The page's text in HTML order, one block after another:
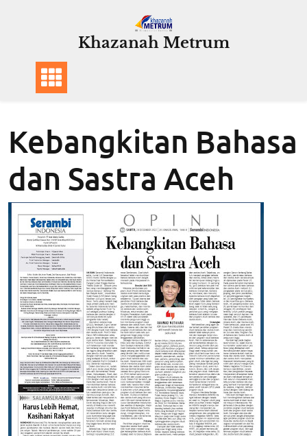
Khazanah Metrum
Kebangkitan Bahasa
dan Sastra Aceh